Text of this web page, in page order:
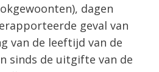
dagen
geval van
van de leeftijd van de
sinds de uitgifte van de